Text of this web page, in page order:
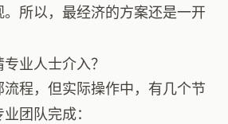
所以，最经济的方案还是一开
业人士介入？
流程，但实际操作中，有几个节
团队完成：